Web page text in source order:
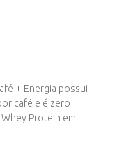
+ Energia possui
café e é zero
Protein em